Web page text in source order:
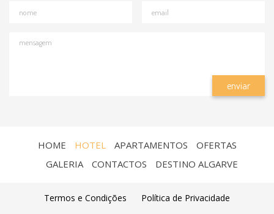
email
mensagem
HOME HOTEL APARTAMENTOS
OFERTAS
GALERIA
CONTACTOS DESTINO ALGARVE
Termos e Condições Política de Privacidade